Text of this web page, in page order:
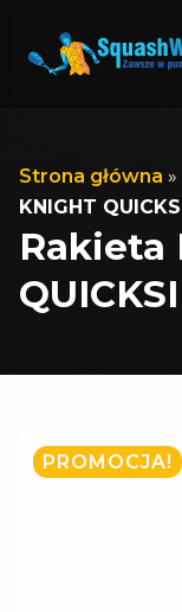
Strona główna »
KNIGHT
Rakieta
PROMOCJA!